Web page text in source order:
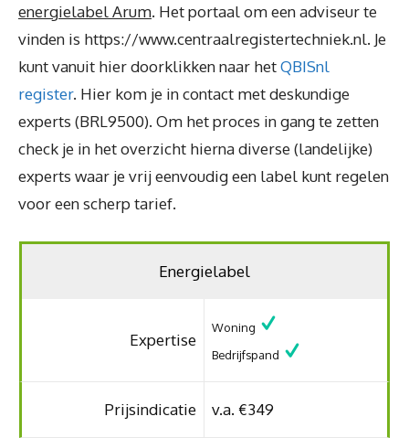
energielabel Arum. Het portaal om een adviseur te
vinden is https://www.centraalregistertechniek.nl. Je
kunt vanuit hier doorklikken naar hetQBISnl
register. Hier kom je in contact met deskundige
experts (BRL9500). Om het proces in gang te zetten
check je in het overzicht hierna diverse (landelijke)
experts waar je vrij eenvoudig een label kunt regelen
voor een scherp tarief.
Energielabel
Expertise
Woning
Bedrijfspand
Prijsindicatie v.a. €349